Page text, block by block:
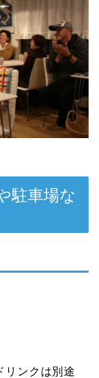
駐車場な
ンクは別途